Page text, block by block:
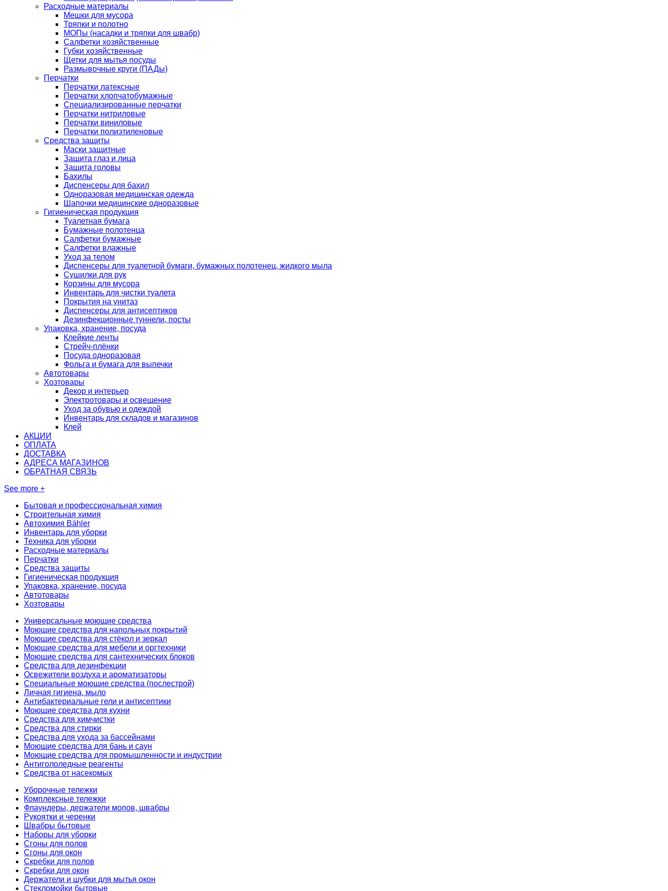
Расходные материалы
Мешки для мусора
Тряпки и полотно
МОПы (насадки и тряпки для швабр)
Салфетки хозяйственные
Губки хозяйственные
Щетки для мытья посуды
Размывочные круги (ПАДы)
Перчатки
Перчатки латексные
Перчатки хлопчатобумажные
Специализированные перчатки
Перчатки нитриловые
Перчатки виниловые
Перчатки полиэтиленовые
Средства защиты
Маски защитные
Защита глаз и лица
Защита головы
Бахилы
Диспенсеры для бахил
Одноразовая медицинская одежда
Шапочки медицинские одноразовые
Гигиеническая продукция
Туалетная бумага
Бумажные полотенца
Салфетки бумажные
Салфетки влажные
Уход за телом
Диспенсеры для туалетной бумаги, бумажных полотенец, жидкого мыла
Сушилки для рук
Корзины для мусора
Инвентарь для чистки туалета
Покрытия на унитаз
Диспенсеры для антисептиков
Дезинфекционные туннели, посты
Упаковка, хранение, посуда
Клейкие ленты
Стрейч-плёнки
Посуда одноразовая
Фольга и бумага для выпечки
Автотовары
Хозтовары
Декор и интерьер
Электротовары и освещение
Уход за обувью и одеждой
Инвентарь для складов и магазинов
Клей
АКЦИИ
ОПЛАТА
ДОСТАВКА
АДРЕСА МАГАЗИНОВ
ОБРАТНАЯ СВЯЗЬ
See more +
Бытовая и профессиональная химия
Строительная химия
Автохимия Bähler
Инвентарь для уборки
Техника для уборки
Расходные материалы
Перчатки
Средства защиты
Гигиеническая продукция
Упаковка, хранение, посуда
Автотовары
Хозтовары
Универсальные моющие средства
Моющие средства для напольных покрытий
Моющие средства для стёкол и зеркал
Моющие средства для мебели и оргтехники
Моющие средства для сантехнических блоков
Средства для дезинфекции
Освежители воздуха и ароматизаторы
Специальные моющие средства (послестрой)
Личная гигиена, мыло
Антибактериальные гели и антисептики
Моющие средства для кухни
Средства для химчистки
Средства для стирки
Средства для ухода за бассейнами
Моющие средства для бань и саун
Моющие средства для промышленности и индустрии
Антигололедные реагенты
Средства от насекомых
Уборочные тележки
Комплексные тележки
Флаундеры, держатели мопов, швабры
Рукоятки и черенки
Швабры бытовые
Наборы для уборки
Сгоны для полов
Сгоны для окон
Скребки для полов
Скребки для окон
Держатели и шубки для мытья окон
Стекломойки бытовые